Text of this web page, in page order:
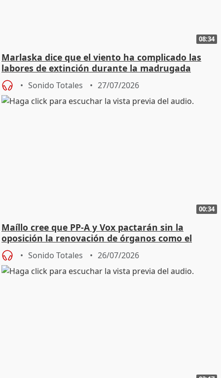
08:34
Marlaska dice que el viento ha complicado las
labores de extinción durante la madrugada
Sonido Totales 27/07/2026
00:34
Maíllo cree que PP-A y Vox pactarán sin la
oposición la renovación de órganos como el
Defensor
Sonido Totales 26/07/2026